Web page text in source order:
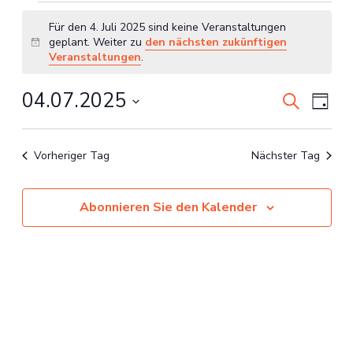
am
Juli
2025
Hinweis
Für den 4. Juli 2025 sind keine Veranstaltungen
geplant. Weiter zu den nächsten zukünftigen
Veranstaltungen.
Suche
und
SucheTag
04.07.2025
dasVorheriger Tag Nächster Tag
Abonnieren Sie den Kalender